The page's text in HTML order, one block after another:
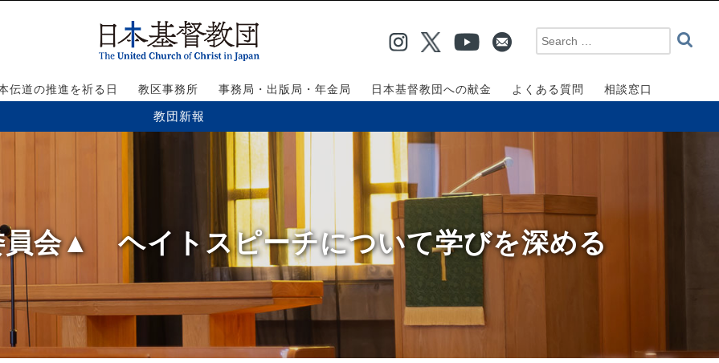
伝道の推進を祈る日 教区事務所 事務局・出版局・年金局 日本基督教団への献金 よくある質問 相談窓口
教団新報
員会▲ ヘイトスピーチについて学びを深める